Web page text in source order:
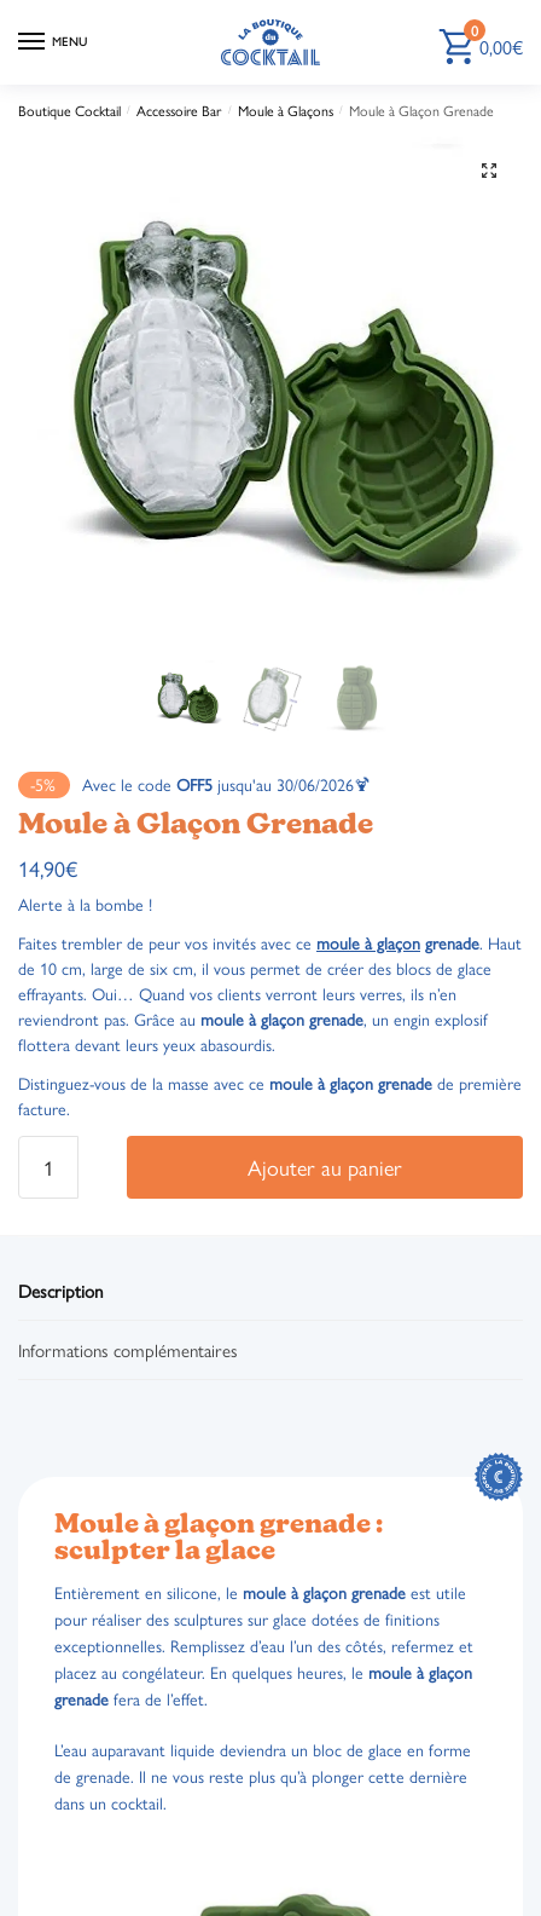
MENU 0
0,00€
Boutique Cocktail / Accessoire Bar / Moule à Glaçons / Moule à Glaçon Grenade
🔍
-5% Avec le code OFF5 jusqu'au 30/06/2026🍹
Moule à Glaçon Grenade
14,90€
Alerte à la bombe !
Faites trembler de peur vos invités avec ce moule à glaçon grenade. Haut
de 10 cm, large de six cm, il vous permet de créer des blocs de glace
effrayants. Oui… Quand vos clients verront leurs verres, ils n’en
reviendront pas. Grâce au moule à glaçon grenade, un engin explosif
flottera devant leurs yeux abasourdis.
Distinguez-vous de la masse avec ce moule à glaçon grenade de première
facture.
Ajouter au panier
Description
Informations complémentaires
Moule à glaçon grenade :
sculpter la glace
Entièrement en silicone, le moule à glaçon grenade est utile
pour réaliser des sculptures sur glace dotées de finitions
exceptionnelles. Remplissez d’eau l’un des côtés, refermez et
placez au congélateur. En quelques heures, le moule à glaçon
grenade fera de l’effet.
L’eau auparavant liquide deviendra un bloc de glace en forme
de grenade. Il ne vous reste plus qu’à plonger cette dernière
dans un cocktail.